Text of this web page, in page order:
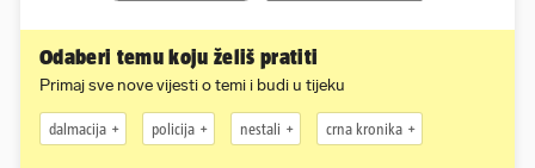
Odaberi temu koju želiš pratiti
Primaj sve nove vijesti o temi i budi u tijeku
dalmacija policija nestali crna kronika